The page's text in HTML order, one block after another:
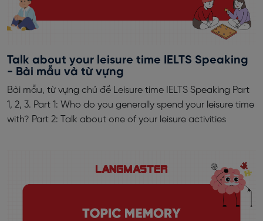
Talk about your leisure time IELTS Speaking
- Bài mẫu và từ vựng
Bài mẫu, từ vựng chủ đề Leisure time IELTS Speaking Part
1, 2, 3. Part 1: Who do you generally spend your leisure time
with? Part 2: Talk about one of your leisure activities